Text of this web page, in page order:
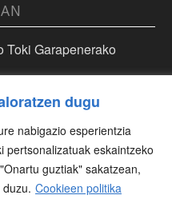
dugu
nabigazio esperientzia
pertsonalizatuak eskaintzeko
guztiak" sakatzean,
Cookieen politika
Toki Garapenerako